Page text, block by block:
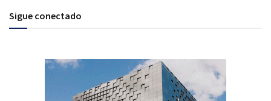
Sigue conectado